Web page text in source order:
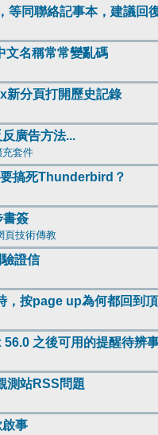
等同聯絡記事本，建議回
名稱常常變亂碼
新分頁打開歷史記錄
廣告方法...
充套件
搞死Thunderbird？
書簽
頁技術傳教
證信
，按page up為何都回到
之後可用的提醒待辨
測站RSS問題
啟事